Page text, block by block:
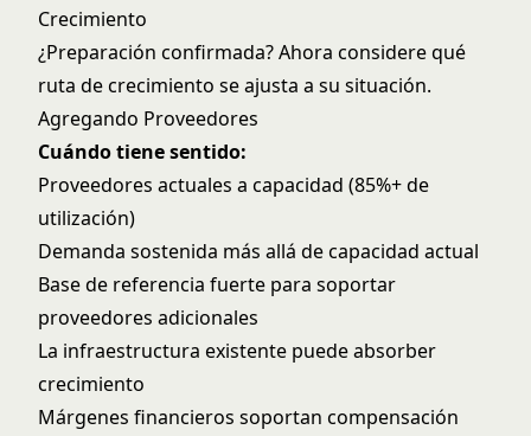
Crecimiento
¿Preparación confirmada? Ahora considere qué
ruta de crecimiento se ajusta a su situación.
Agregando Proveedores
Cuándo tiene sentido:
Proveedores actuales a capacidad (85%+ de
utilización)
Demanda sostenida más allá de capacidad actual
Base de referencia fuerte para soportar
proveedores adicionales
La infraestructura existente puede absorber
crecimiento
Márgenes financieros soportan compensación